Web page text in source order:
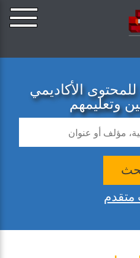
الأكاديمي
وتعليمهم